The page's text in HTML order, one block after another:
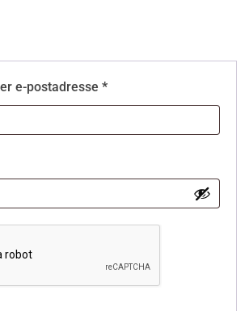
e-postadresse *